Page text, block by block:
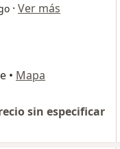
· Ver más
• Mapa
sin especificar